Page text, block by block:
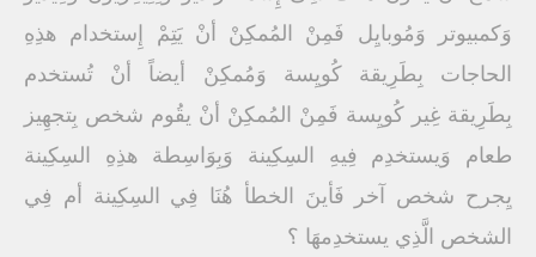
وَكمبيوتر وَمُوبايِل فَمِنْ المُمكِنْ أنْ يَتِمْ إِستخدام هذِهِ
الحاجات بِطَرِيقة كُويِسة وَمُمكِنْ أيضاً أنْ تُستخدم
بِطَرِيقة غِير كُويِسة فَمِنْ المُمكِنْ أنْ يقُوم شخص بِتجهِيز
طعام وَيستخدِم فِيهِ السِكِينة وَبِوَاسِطة هذِهِ السِكِينة
يِجرح شخص آخر فَأينَ الخطأ هُنَا فِي السِكِينة أم فِي
الشخص الَّذِي يستخدِمهَا ؟